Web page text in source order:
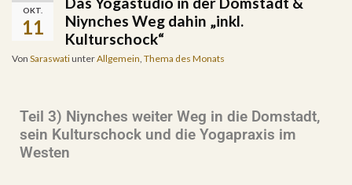
OKT.
11
Niynches Weg dahin „inkl.
Kulturschock“
Von SaraswatiunterAllgemein Thema des Monats
Teil 3) Niynches weiter Weg in die Domstadt,
sein Kulturschock und die Yogapraxis im
Westen